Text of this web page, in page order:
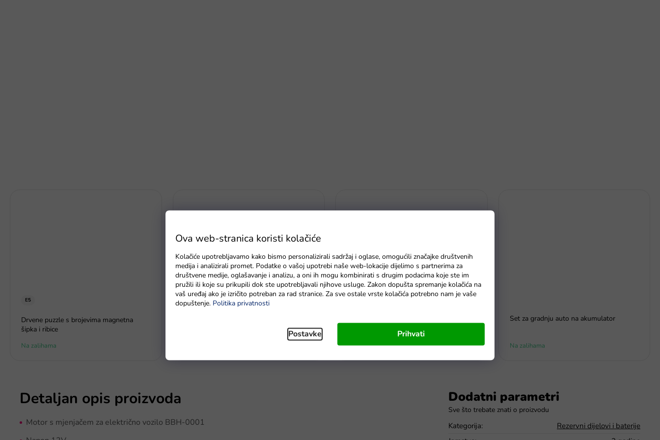
Ova web-stranica koristi kolačiće
Kolačiće upotrebljavamo kako bismo personalizirali sadržaj i oglase, omogućili značajke društvenih
medija i analizirali promet. Podatke o vašoj upotrebi naše web-lokacije dijelimo s partnerima za
društvene medije, oglašavanje i analizu, a oni ih mogu kombinirati s drugim podacima koje ste im
pružili ili koje su prikupili dok ste upotrebljavali njihove usluge. Zakon dopušta spremanje kolačića na
vaš uređaj ako je izričito potreban za rad stranice. Za sve ostale vrste kolačića potrebno nam je vaše
dopuštenje. Politika privatnosti
Postavke Prihvati
E5
Drvene puzzle s brojevima magnetna
šipka i ribice
Na zalihama
bordo
Na zalihama
Set za gradnju auto na akumulator
Na zalihama
Detaljan opis proizvoda
Motor s mjenjačem za električno vozilo BBH-0001
Dodatni parametri
Kategorija:
Rezervni dijelovi i baterije